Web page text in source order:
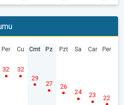
Per
32
Cu
32
Cmt
29
Pz
27
Pzt
26
Sa
24
Car
23
Per
22